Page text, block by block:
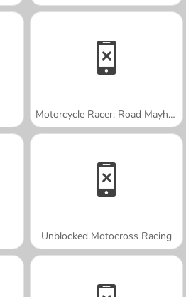
Motorcycle Racer: Road Mayhem
Unblocked Motocross Racing